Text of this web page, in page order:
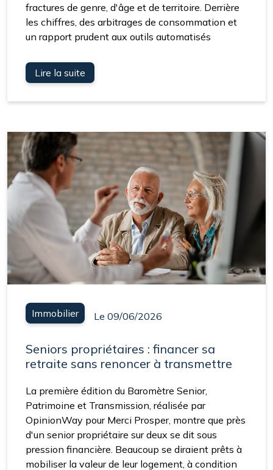
fractures de genre, d'âge et de territoire. Derrière
les chiffres, des arbitrages de consommation et
un rapport prudent aux outils automatisés
Lire la suite
Immobilier Le 09/06/2026
Seniors propriétaires : financer sa
retraite sans renoncer à transmettre
La première édition du Baromètre Senior,
Patrimoine et Transmission, réalisée par
OpinionWay pour Merci Prosper, montre que près
d'un senior propriétaire sur deux se dit sous
pression financière. Beaucoup se diraient prêts à
mobiliser la valeur de leur logement, à condition